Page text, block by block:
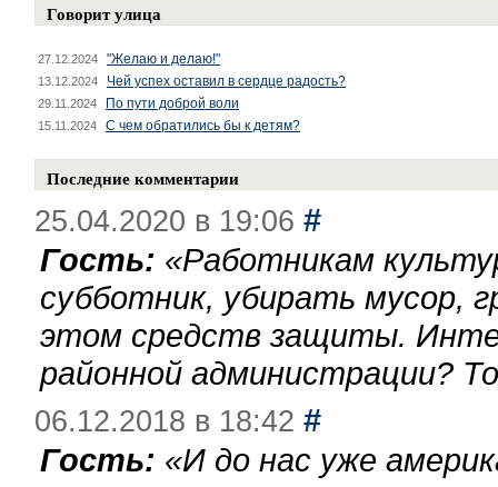
Говорит улица
27.12.2024 "Желаю и делаю!"
13.12.2024 Чей успех оставил в сердце радость?
29.11.2024 По пути доброй воли
15.11.2024 С чем обратились бы к детям?
Последние комментарии
25.04.2020 в 19:06 #
Гость: «Работникам
субботник, убирать мусор,
этом средств защиты.
районной администрации?
06.12.2018 в 18:42 #
Гость: «И до нас уже